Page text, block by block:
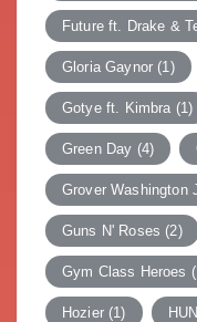
Future ft. Drake &
Gloria Gaynor (1)
Gotye ft. Kimbra (1)
Green Day (4)
Grover Washington
Guns N' Roses (2)
Gym Class Heroes
Hozier(1)